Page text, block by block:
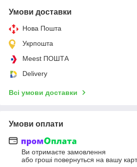
Умови доставки
Нова Пошта
Укрпошта
Meest ПОШТА
Delivery
Всі умови доставки
Умови оплати
Ви отримаєте замовлення
або гроші повернуться на вашу